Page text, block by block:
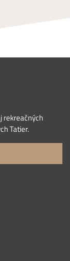
rekreačných
Tatier.